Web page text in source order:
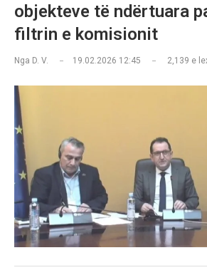
objekteve të ndërtuara
filtrin e komisionit
Nga D. V. 19.02.2026 12:45 2,139 e